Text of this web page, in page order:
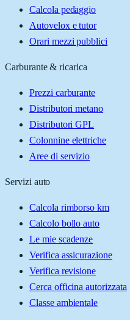
Calcola pedaggio
Autovelox e tutor
Orari mezzi pubblici
Carburante & ricarica
Prezzi carburante
Distributori metano
Distributori GPL
Colonnine elettriche
Aree di servizio
Servizi auto
Calcola rimborso km
Calcolo bollo auto
Le mie scadenze
Verifica assicurazione
Verifica revisione
Cerca officina autorizzata
Classe ambientale